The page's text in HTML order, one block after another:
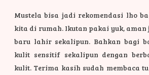
Mustela bisa jadi rekomendasi lho
kita di rumah. Ikutan pakai yuk, aman
baru lahir sekalipun. Bahkan bagi
kulit sensitif sekalipun dengan
kulit. Terima kasih sudah membaca